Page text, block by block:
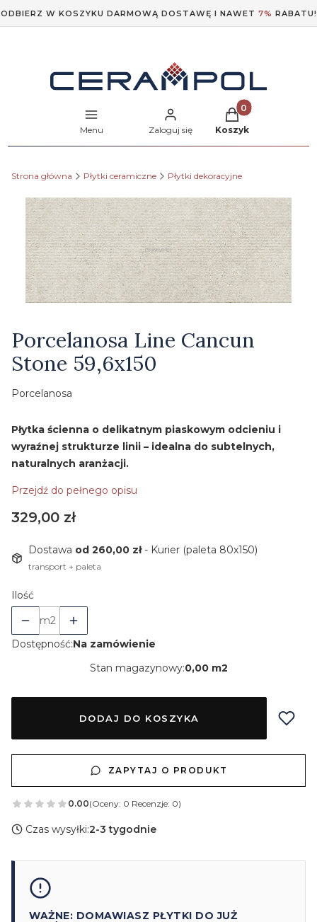
ODBIERZ W KOSZYKU DARMOWĄ DOSTAWĘ I NAWET 7% RABATU!
Menu Zaloguj się
Produkty w
Koszyk
Strona główna Płytki ceramiczne Płytki dekoracyjne
Porcelanosa Line Cancun
Stone 59,6x150
Porcelanosa
Płytka ścienna o delikatnym piaskowym odcieniu i
wyraźnej strukturze linii – idealna do subtelnych,
naturalnych aranżacji.
Przejdź do pełnego opisu
Cena
329,00 zł
Dostawa od 260,00 zł- Kurier (paleta 80x150)
transport + paleta
Ilość
m2
Dostępność:Na zamówienie
Stan magazynowy:0,00 m2
DODAJ DO KOSZYKA
ZAPYTAJ O PRODUKT
0.00(Oceny: 0 Recenzje: 0)
Czas wysyłki:2-3 tygodnie
WAŻNE: DOMAWIASZ PŁYTKI DO JUŻ